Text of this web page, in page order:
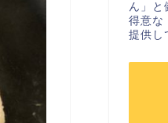
ん」と
得意な
提供し